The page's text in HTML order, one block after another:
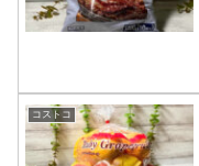
コストコ